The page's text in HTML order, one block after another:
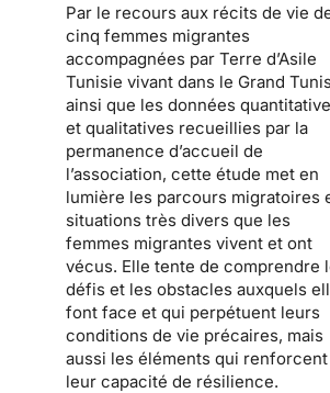
Par le recours aux récits de vie
cinq femmes migrantes
accompagnées par Terre d’Asile
Tunisie vivant dans le Grand
ainsi que les données
et qualitatives recueillies par la
permanence d’accueil de
l’association, cette étude met en
lumière les parcours migratoires
situations très divers que les
femmes migrantes vivent et ont
vécus. Elle tente de comprendre
défis et les obstacles auxquels
font face et qui perpétuent leurs
conditions de vie précaires, mais
aussi les éléments qui renforcent
leur capacité de résilience.